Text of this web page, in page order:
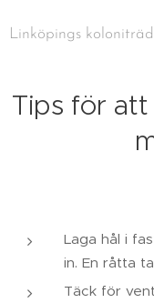
Linköpings
Tips för
Laga hål i
in. En råtta
Täck för